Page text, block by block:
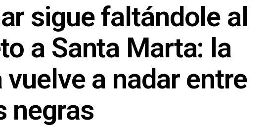
sigue faltándole al
a Santa Marta: la
vuelve a nadar entre
negras